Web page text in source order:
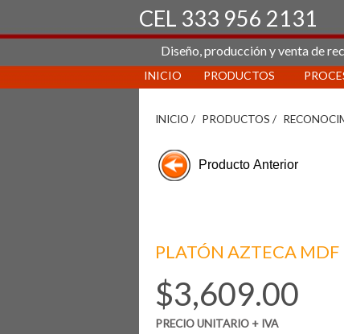
CEL 333 956 2131
Diseño, producción y venta de
INICIO PRODUCTOS
INICIO / PRODUCTOS /
PLATÓN AZTECA MDF
$3,609.00
PRECIO UNITARIO + IVA